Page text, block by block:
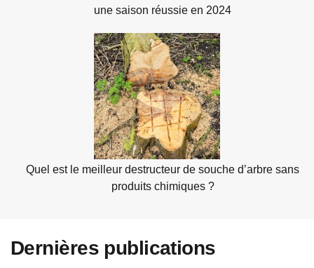
une saison réussie en 2024
Quel est le meilleur destructeur de souche d’arbre sans
produits chimiques ?
Dernières publications